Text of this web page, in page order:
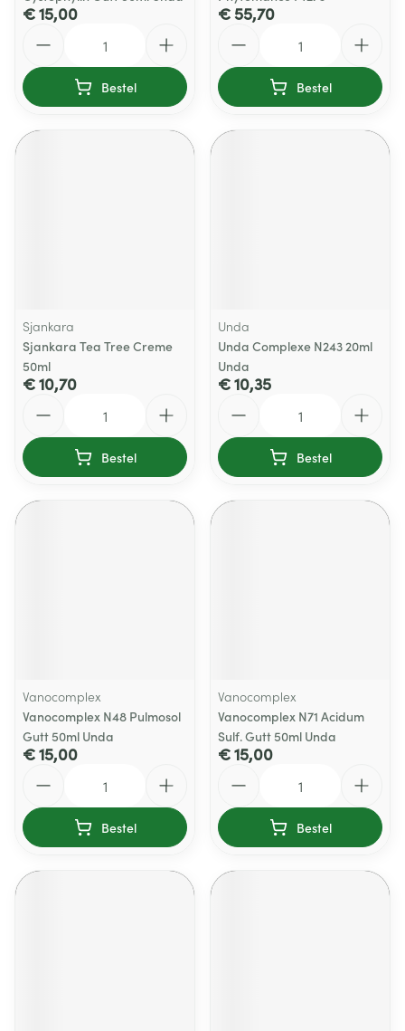
€ 15,00
Bestel
€ 55,70
Bestel
Sjankara
Sjankara Tea Tree Creme
50ml
€ 10,70
Bestel
Unda
Unda Complexe N243 20ml
Unda
€ 10,35
Bestel
Vanocomplex
Vanocomplex N48 Pulmosol
Gutt 50ml Unda
€ 15,00
Bestel
Vanocomplex
Vanocomplex N71 Acidum
Sulf. Gutt 50ml Unda
€ 15,00
Bestel